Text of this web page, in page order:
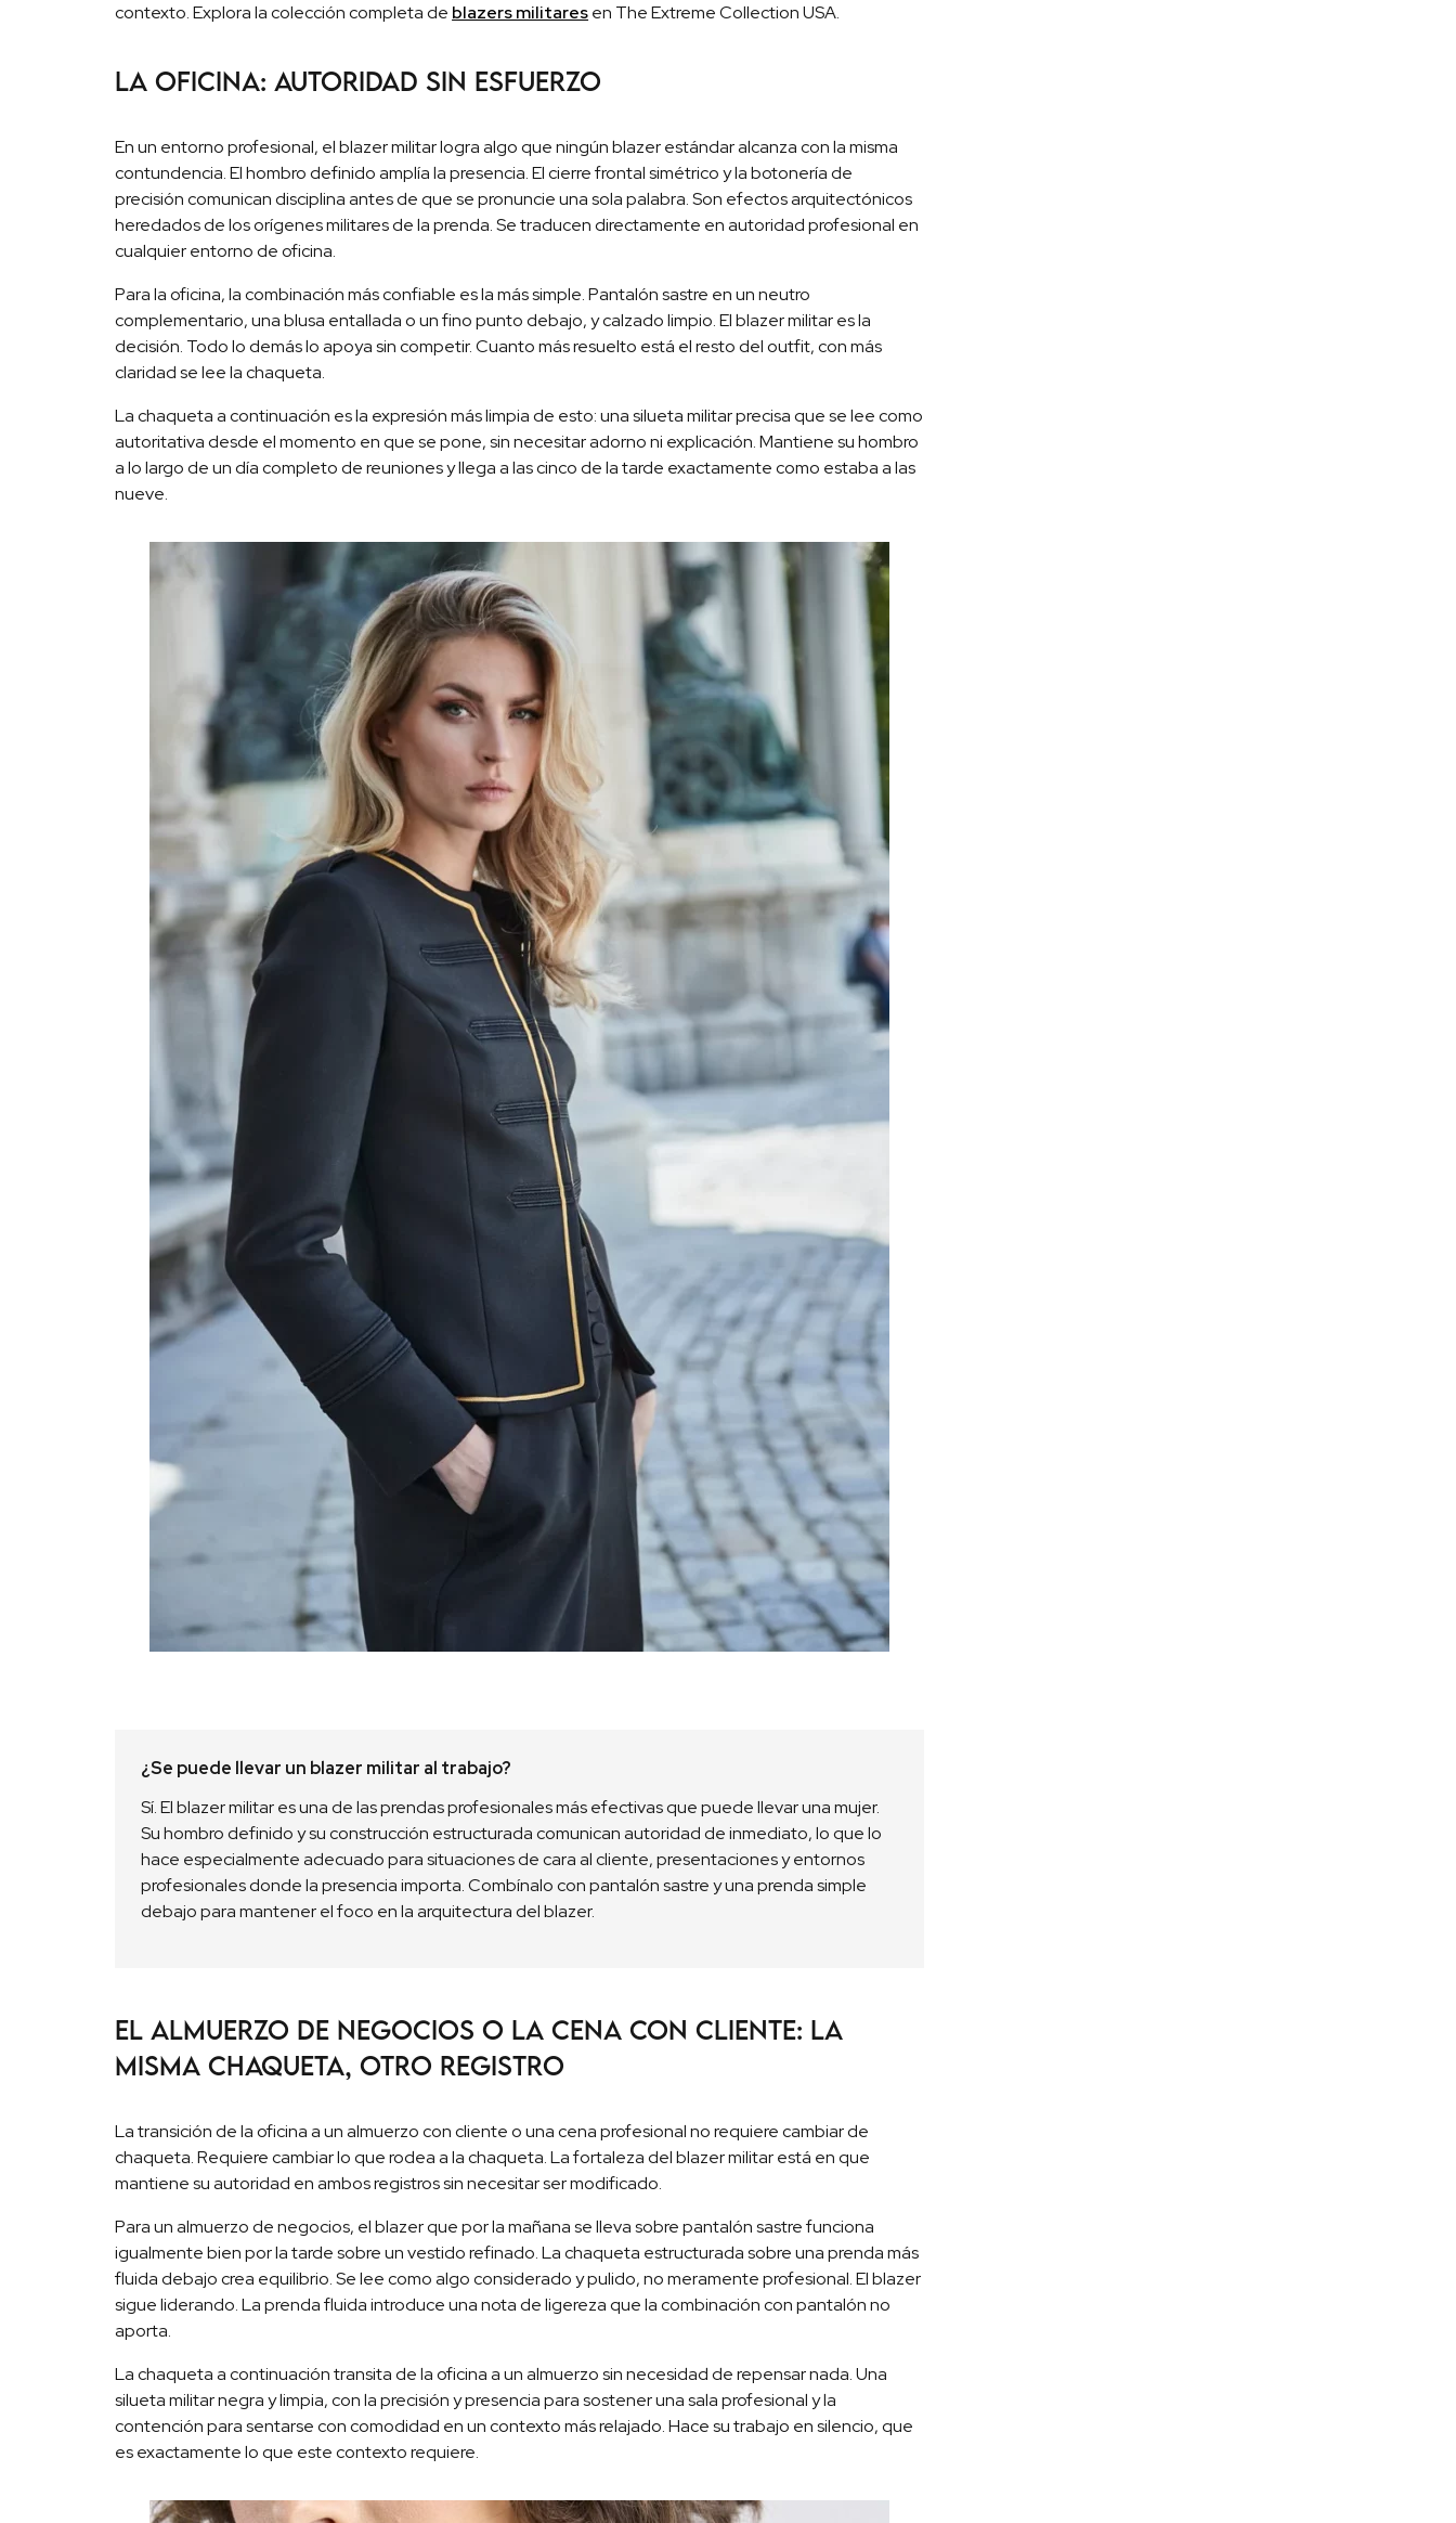
contexto. Explora la colección completa de blazers militaresen The Extreme Collection USA.
La oficina: autoridad sin esfuerzo
En un entorno profesional, el blazer militar logra algo que ningún blazer estándar alcanza con la misma
contundencia. El hombro definido amplía la presencia. El cierre frontal simétrico y la botonería de
precisión comunican disciplina antes de que se pronuncie una sola palabra. Son efectos arquitectónicos
heredados de los orígenes militares de la prenda. Se traducen directamente en autoridad profesional en
cualquier entorno de oficina.
Para la oficina, la combinación más confiable es la más simple. Pantalón sastre en un neutro
complementario, una blusa entallada o un fino punto debajo, y calzado limpio. El blazer militar es la
decisión. Todo lo demás lo apoya sin competir. Cuanto más resuelto está el resto del outfit, con más
claridad se lee la chaqueta.
La chaqueta a continuación es la expresión más limpia de esto: una silueta militar precisa que se lee como
autoritativa desde el momento en que se pone, sin necesitar adorno ni explicación. Mantiene su hombro
a lo largo de un día completo de reuniones y llega a las cinco de la tarde exactamente como estaba a las
nueve.
¿Se puede llevar un blazer militar al trabajo?
Sí. El blazer militar es una de las prendas profesionales más efectivas que puede llevar una mujer.
Su hombro definido y su construcción estructurada comunican autoridad de inmediato, lo que lo
hace especialmente adecuado para situaciones de cara al cliente, presentaciones y entornos
profesionales donde la presencia importa. Combínalo con pantalón sastre y una prenda simple
debajo para mantener el foco en la arquitectura del blazer.
El almuerzo de negocios o la cena con cliente: la
misma chaqueta, otro registro
La transición de la oficina a un almuerzo con cliente o una cena profesional no requiere cambiar de
chaqueta. Requiere cambiar lo que rodea a la chaqueta. La fortaleza del blazer militar está en que
mantiene su autoridad en ambos registros sin necesitar ser modificado.
Para un almuerzo de negocios, el blazer que por la mañana se lleva sobre pantalón sastre funciona
igualmente bien por la tarde sobre un vestido refinado. La chaqueta estructurada sobre una prenda más
fluida debajo crea equilibrio. Se lee como algo considerado y pulido, no meramente profesional. El blazer
sigue liderando. La prenda fluida introduce una nota de ligereza que la combinación con pantalón no
aporta.
La chaqueta a continuación transita de la oficina a un almuerzo sin necesidad de repensar nada. Una
silueta militar negra y limpia, con la precisión y presencia para sostener una sala profesional y la
contención para sentarse con comodidad en un contexto más relajado. Hace su trabajo en silencio, que
es exactamente lo que este contexto requiere.